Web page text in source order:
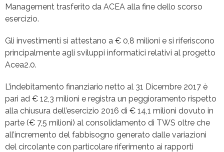
Management trasferito da ACEA alla fine dello scorso
esercizio.
Gli investimenti si attestano a € 0,8 milioni e si riferiscono
principalmente agli sviluppi informatici relativi al progetto
Acea2.0.
L’indebitamento finanziario netto al 31 Dicembre 2017 è
pari ad € 12,3 milioni e registra un peggioramento rispetto
alla chiusura dell’esercizio 2016 di € 14,1 milioni dovuto in
parte (€ 7,5 milioni) al consolidamento di TWS oltre che
all’incremento del fabbisogno generato dalle variazioni
del circolante con particolare riferimento ai rapporti